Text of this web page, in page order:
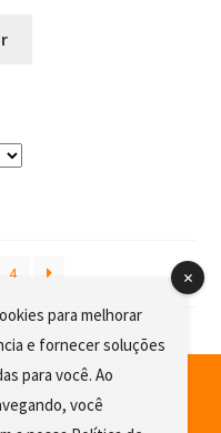
4
para melhorar
e fornecer soluções
para você. Ao
você